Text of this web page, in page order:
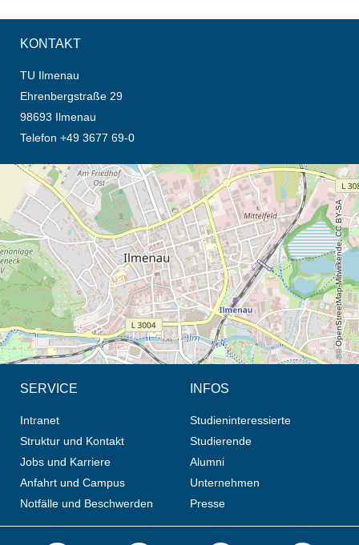
KONTAKT
TU Ilmenau
Ehrenbergstraße 29
98693 Ilmenau
Telefon +49 3677 69-0
Öffnet die Anfahrtsbeschreibung in neuem Tab (Karte)
© OpenStreetMap-Mitwirkende, CC BY-SA
SERVICE
Intranet
Struktur und Kontakt
Jobs und Karriere
Anfahrt und Campus
Notfälle und Beschwerden
INFOS
Studieninteressierte
Studierende
Alumni
Unternehmen
Presse